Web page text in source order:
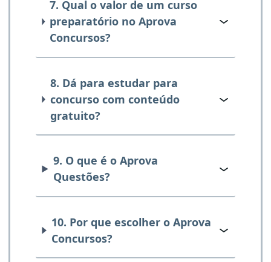
7. Qual o valor de um curso
preparatório no Aprova
Concursos?
8. Dá para estudar para
concurso com conteúdo
gratuito?
9. O que é o Aprova
Questões?
10. Por que escolher o Aprova
Concursos?